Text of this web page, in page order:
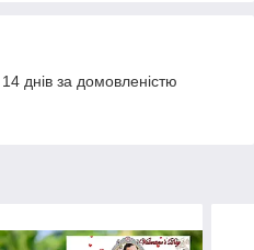
днів за домовленістю